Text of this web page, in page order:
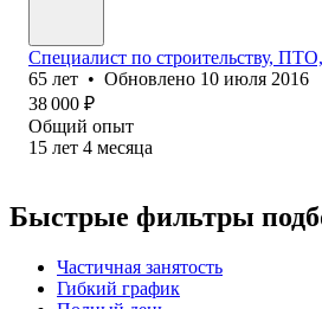
Специалист по строительству,
65 лет • Обновлено 10 июля 2016
38 000 ₽
Общий опыт
15 лет 4 месяца
Быстрые фильтры
Частичная занятость
Гибкий график